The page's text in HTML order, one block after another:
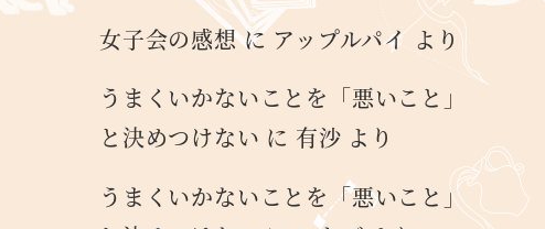
女子会の感想にアップルパイ より
うまくいかないことを「悪いこと」
と決めつけない に 有沙 より
うまくいかないことを「悪いこと」